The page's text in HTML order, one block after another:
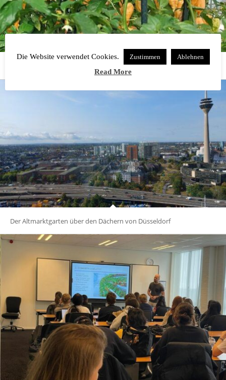
Lajos Vilt: Der Chili-Experte im Altmarktgarten Oberhausen
Der Altmarktgarten über den Dächern von Düsseldorf
Die Website verwendet Cookies. Zustimmen Ablehnen
Read More